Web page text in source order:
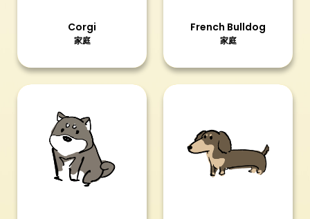
Corgi
家庭
French Bulldog
家庭